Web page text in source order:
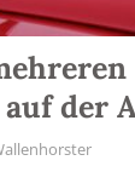
der